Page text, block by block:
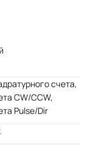
счета,
CW/CCW,
Pulse/Dir